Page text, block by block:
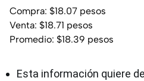
Compra: $18.07 pesos
Venta: $18.71 pesos
Promedio: $18.39 pesos
Esta información quiere